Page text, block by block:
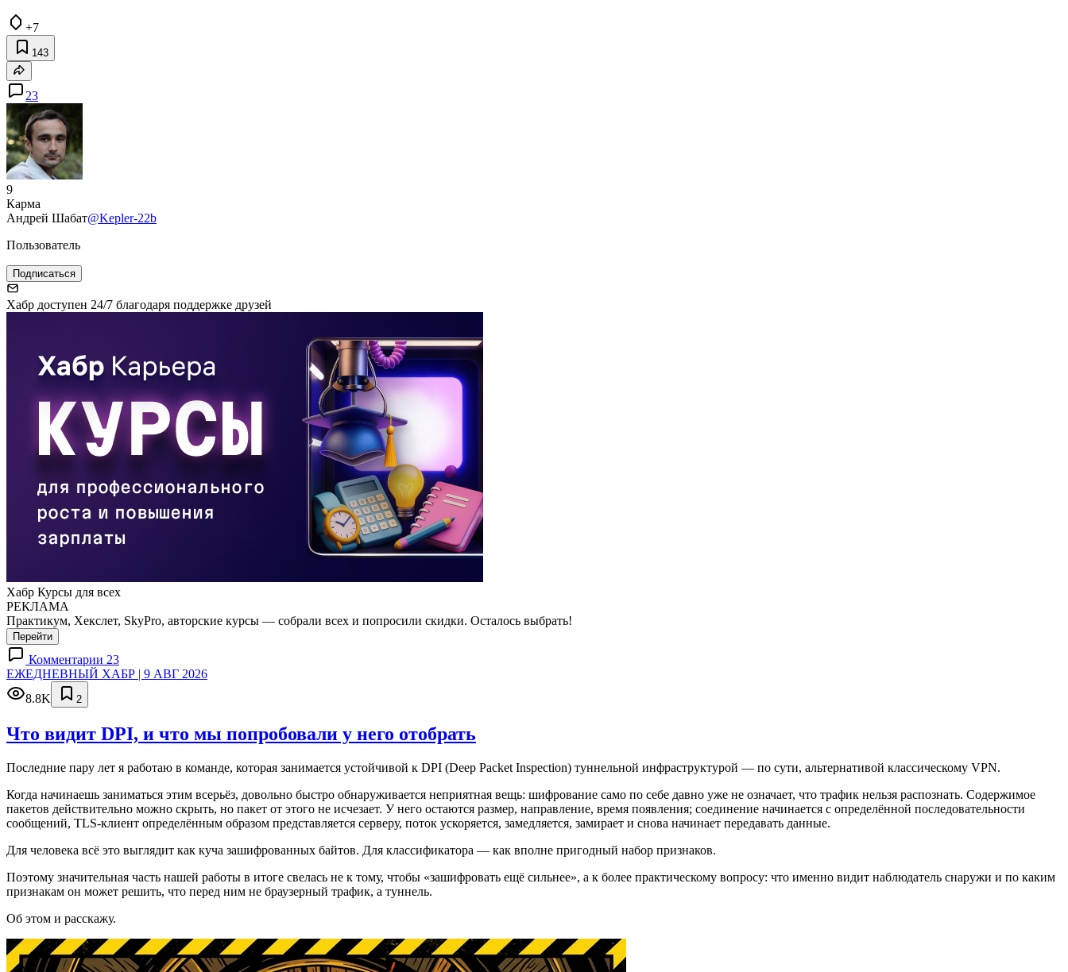
+7
143
23
9
Карма
Андрей Шабат@Kepler-22b
Пользователь
Подписаться
Хабр доступен 24/7 благодаря поддержке друзей
Хабр Курсы для всех
РЕКЛАМА
Практикум, Хекслет, SkyPro, авторские курсы — собрали всех и попросили скидки. Осталось выбрать!
Перейти
Комментарии 23
ЕЖЕДНЕВНЫЙ ХАБР | 9 АВГ 2026
8.8K
2
Что видит DPI, и что мы попробовали у него отобрать
Последние пару лет я работаю в команде, которая занимается устойчивой к DPI (Deep Packet Inspection) туннельной инфраструктурой — по сути, альтернативой классическому VPN.
Когда начинаешь заниматься этим всерьёз, довольно быстро обнаруживается неприятная вещь: шифрование само по себе давно уже не означает, что трафик нельзя распознать. Содержимое
пакетов действительно можно скрыть, но пакет от этого не исчезает. У него остаются размер, направление, время появления; соединение начинается с определённой последовательности
сообщений, TLS-клиент определённым образом представляется серверу, поток ускоряется, замедляется, замирает и снова начинает передавать данные.
Для человека всё это выглядит как куча зашифрованных байтов. Для классификатора — как вполне пригодный набор признаков.
Поэтому значительная часть нашей работы в итоге свелась не к тому, чтобы «зашифровать ещё сильнее», а к более практическому вопросу: что именно видит наблюдатель снаружи и по каким
признакам он может решить, что перед ним не браузерный трафик, а туннель.
Об этом и расскажу.